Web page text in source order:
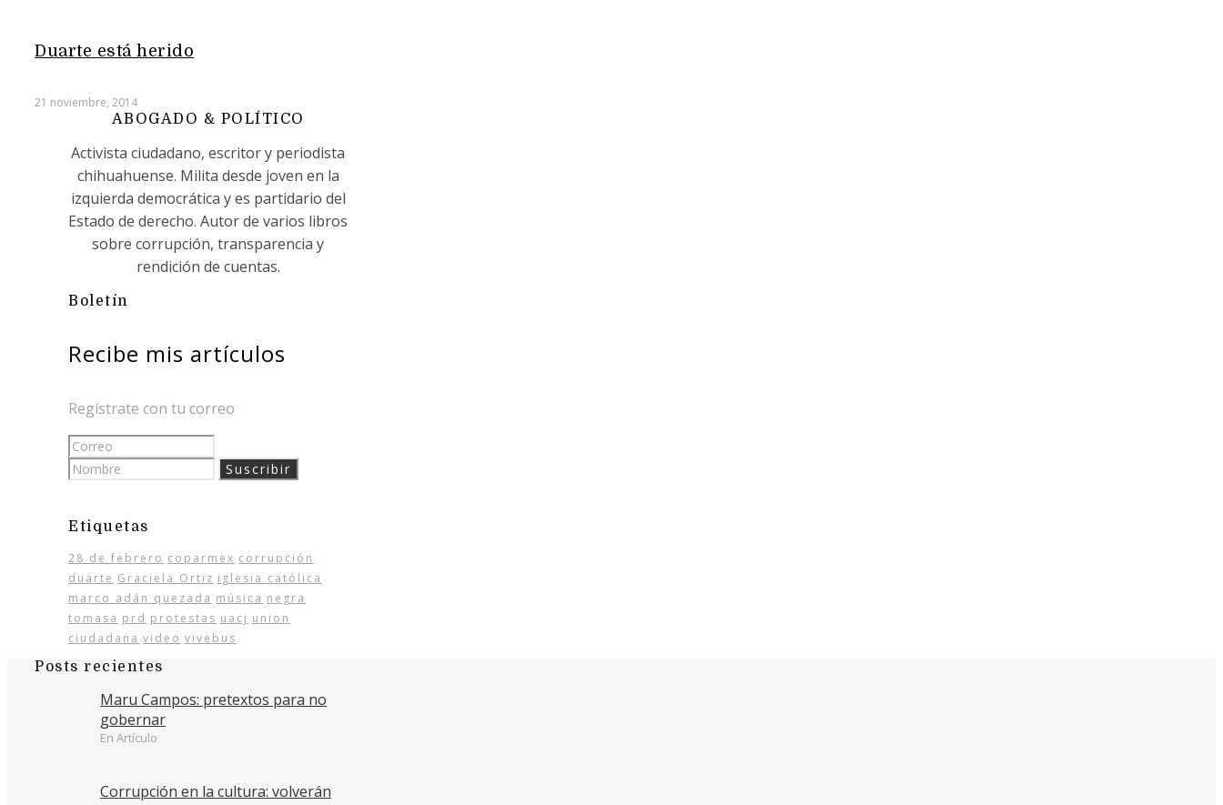
Duarte está herido
21 noviembre, 2014
ABOGADO & POLÍTICO
Activista ciudadano, escritor y periodista
chihuahuense. Milita desde joven en la
izquierda democrática y es partidario del
Estado de derecho. Autor de varios libros
sobre corrupción, transparencia y
rendición de cuentas.
Boletín
Recibe mis artículos
Regístrate con tu correo
Etiquetas
28 de febrero coparmex corrupción
duarte Graciela Ortiz iglesia católica
marco adán quezada música negra
tomasa prd protestas uacj union
ciudadana video vivebus
Posts recientes
Maru Campos: pretextos para no
gobernar
En Artículo
Corrupción en la cultura: volverán